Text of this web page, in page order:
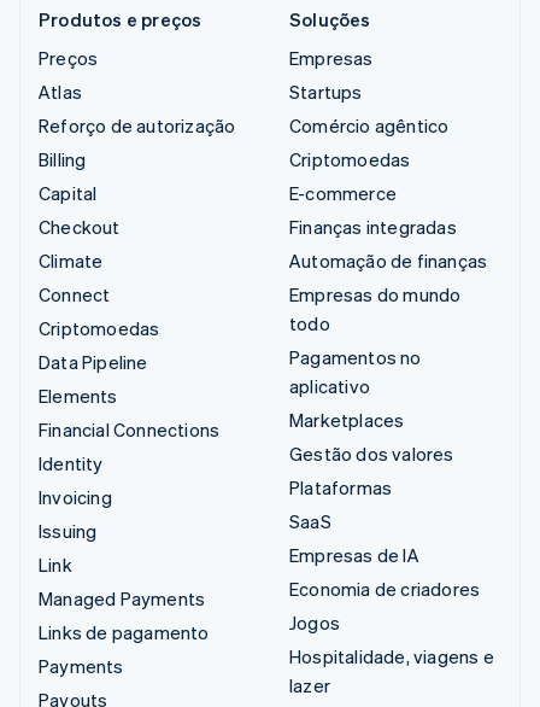
Produtos e preços
Preços
Atlas
Reforço de autorização
Billing
Capital
Checkout
Climate
Connect
Criptomoedas
Data Pipeline
Elements
Financial Connections
Identity
Invoicing
Issuing
Link
Managed Payments
Links de pagamento
Payments
Payouts
Soluções
Empresas
Startups
Comércio agêntico
Criptomoedas
E-commerce
Finanças integradas
Automação de finanças
Empresas do mundo
todo
Pagamentos no
aplicativo
Marketplaces
Gestão dos valores
Plataformas
SaaS
Empresas de IA
Economia de criadores
Jogos
Hospitalidade, viagens e
lazer